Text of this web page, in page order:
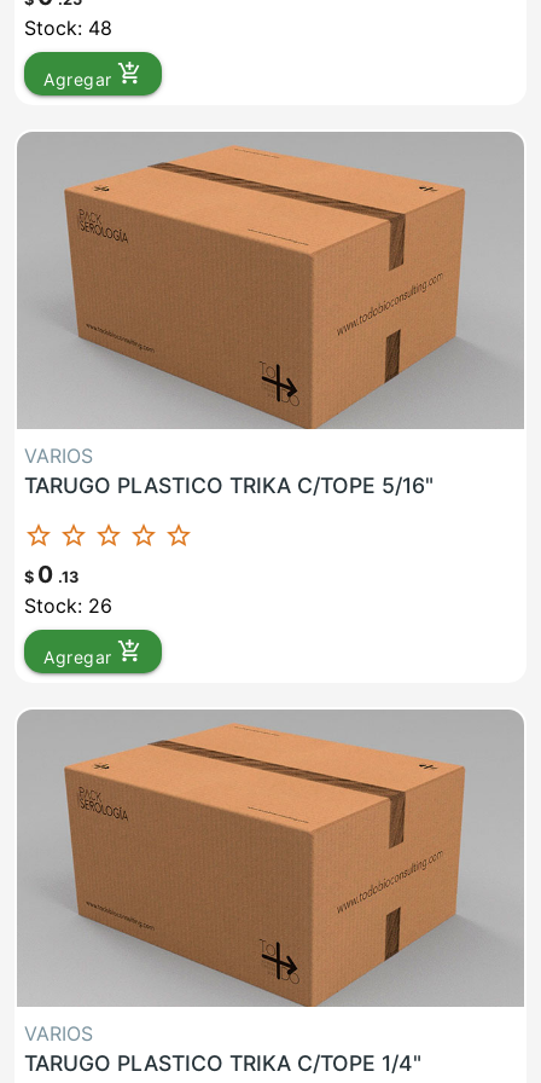
Stock: 48
Agregar add_shopping_cart
VARIOS
TARUGO PLASTICO TRIKA C/TOPE 5/16"
star_border star_border star_border star_border star_border
$ 0 .13
Stock: 26
Agregar add_shopping_cart
VARIOS
TARUGO PLASTICO TRIKA C/TOPE 1/4"